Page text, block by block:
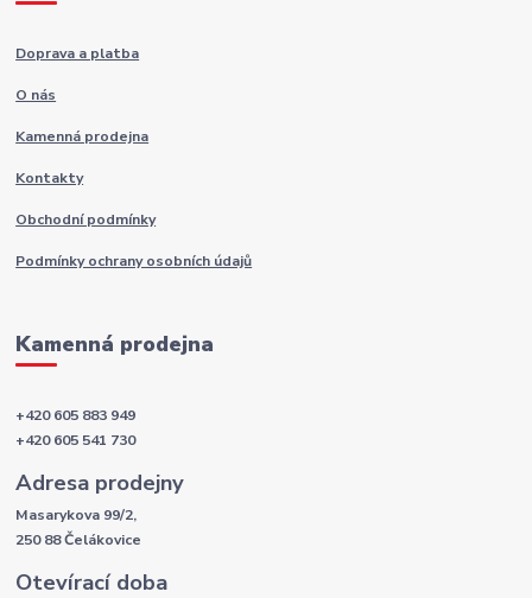
Doprava a platba
O nás
Kamenná prodejna
Kontakty
Obchodní podmínky
Podmínky ochrany osobních údajů
Kamenná prodejna
+420 605 883 949
+420 605 541 730
Adresa prodejny
Masarykova 99/2,
250 88 Čelákovice
Otevírací doba